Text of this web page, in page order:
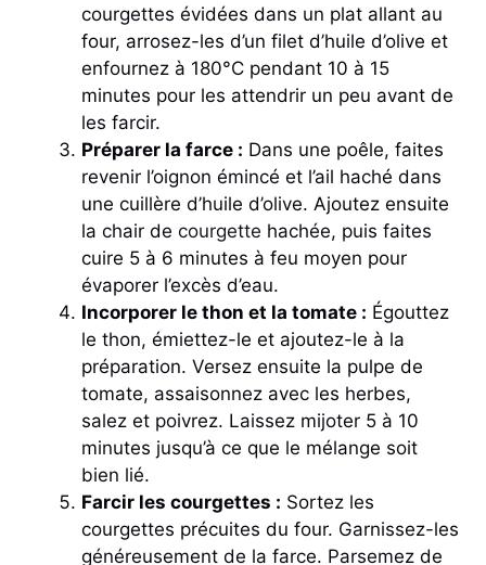
courgettes évidées dans un plat allant au
four, arrosez-les d’un filet d’huile d’olive et
enfournez à 180°C pendant 10 à 15
minutes pour les attendrir un peu avant de
les farcir.
Préparer la farce : Dans une poêle, faites
revenir l’oignon émincé et l’ail haché dans
une cuillère d’huile d’olive. Ajoutez ensuite
la chair de courgette hachée, puis faites
cuire 5 à 6 minutes à feu moyen pour
évaporer l’excès d’eau.
Incorporer le thon et la tomate : Égouttez
le thon, émiettez-le et ajoutez-le à la
préparation. Versez ensuite la pulpe de
tomate, assaisonnez avec les herbes,
salez et poivrez. Laissez mijoter 5 à 10
minutes jusqu’à ce que le mélange soit
bien lié.
Farcir les courgettes : Sortez les
courgettes précuites du four. Garnissez-les
généreusement de la farce. Parsemez de